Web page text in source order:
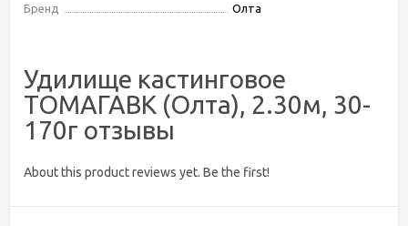
Бренд Олта
Удилище кастинговое
ТОМАГАВК (Олта), 2.30м, 30-
170г отзывы
About this product reviews yet. Be the first!